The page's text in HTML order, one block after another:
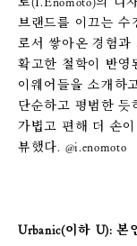
브랜드를 이끄는 수
로서 쌓아온 경험과
확고한 철학이 반영
이웨어들을 소개하
단순하고 평범한
가볍고 편해 더 손
뷰했다. @i.enomoto
Urbanic(이하 U):